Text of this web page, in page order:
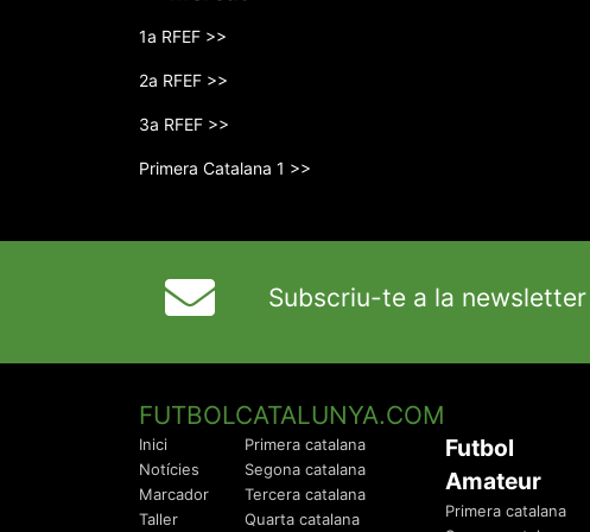
1a RFEF >>
2a RFEF >>
3a RFEF >>
Primera Catalana 1 >>
Subscriu-te a la newsletter
FUTBOLCATALUNYA.COM
Inici
Notícies
Marcador
Taller
Primera catalana
Segona catalana
Tercera catalana
Quarta catalana
Futbol
Amateur
Primera catalana